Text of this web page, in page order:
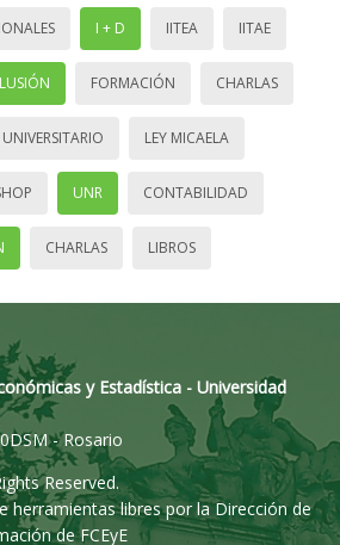
I + D IITEA IITAE
FORMACIÓN CHARLAS
LEY MICAELA
UNR CONTABILIDAD
CHARLAS LIBROS
y Estadística - Universidad
- Rosario
Reserved.
herramientas libres por la Dirección de
de FCEyE